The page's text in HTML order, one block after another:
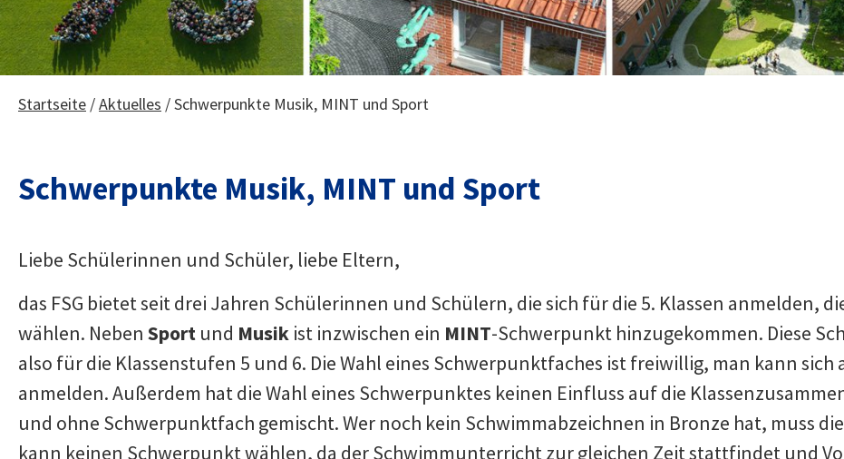
Startseite /Aktuelles /Schwerpunkte Musik, MINT und Sport
Schwerpunkte Musik, MINT und Sport
Liebe Schülerinnen und Schüler, liebe Eltern,
das FSG bietet seit drei Jahren Schülerinnen und Schülern, die sich für die 5. Klassen anmelden,
wählen. Neben Sport und Musik ist inzwischen ein MINT-Schwerpunkt hinzugekommen. Diese
also für die Klassenstufen 5 und 6. Die Wahl eines Schwerpunktfaches ist freiwillig, man kann sich
anmelden. Außerdem hat die Wahl eines Schwerpunktes keinen Einfluss auf die
und ohne Schwerpunktfach gemischt. Wer noch kein Schwimmabzeichnen in Bronze hat, muss
kann keinen Schwerpunkt wählen, da der Schwimmunterricht zur gleichen Zeit stattfindet und